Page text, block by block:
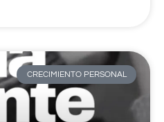
CRECIMIENTO PERSONAL